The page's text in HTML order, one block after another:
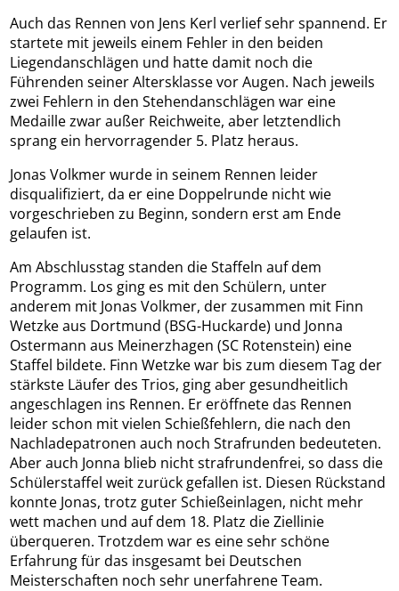
Auch das Rennen von Jens Kerl verlief sehr spannend. Er
startete mit jeweils einem Fehler in den beiden
Liegendanschlägen und hatte damit noch die
Führenden seiner Altersklasse vor Augen. Nach jeweils
zwei Fehlern in den Stehendanschlägen war eine
Medaille zwar außer Reichweite, aber letztendlich
sprang ein hervorragender 5. Platz heraus.
Jonas Volkmer wurde in seinem Rennen leider
disqualifiziert, da er eine Doppelrunde nicht wie
vorgeschrieben zu Beginn, sondern erst am Ende
gelaufen ist.
Am Abschlusstag standen die Staffeln auf dem
Programm. Los ging es mit den Schülern, unter
anderem mit Jonas Volkmer, der zusammen mit Finn
Wetzke aus Dortmund (BSG-Huckarde) und Jonna
Ostermann aus Meinerzhagen (SC Rotenstein) eine
Staffel bildete. Finn Wetzke war bis zum diesem Tag der
stärkste Läufer des Trios, ging aber gesundheitlich
angeschlagen ins Rennen. Er eröffnete das Rennen
leider schon mit vielen Schießfehlern, die nach den
Nachladepatronen auch noch Strafrunden bedeuteten.
Aber auch Jonna blieb nicht strafrundenfrei, so dass die
Schülerstaffel weit zurück gefallen ist. Diesen Rückstand
konnte Jonas, trotz guter Schießeinlagen, nicht mehr
wett machen und auf dem 18. Platz die Ziellinie
überqueren. Trotzdem war es eine sehr schöne
Erfahrung für das insgesamt bei Deutschen
Meisterschaften noch sehr unerfahrene Team.